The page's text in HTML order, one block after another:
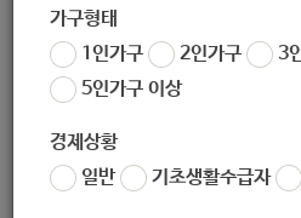
가구형태
1인가구
2인가구 3
5인가구 이상
경제상황
일반
기초생활수급자
http://
(우) 01616
서울시 노원구 수락산로 214, 구